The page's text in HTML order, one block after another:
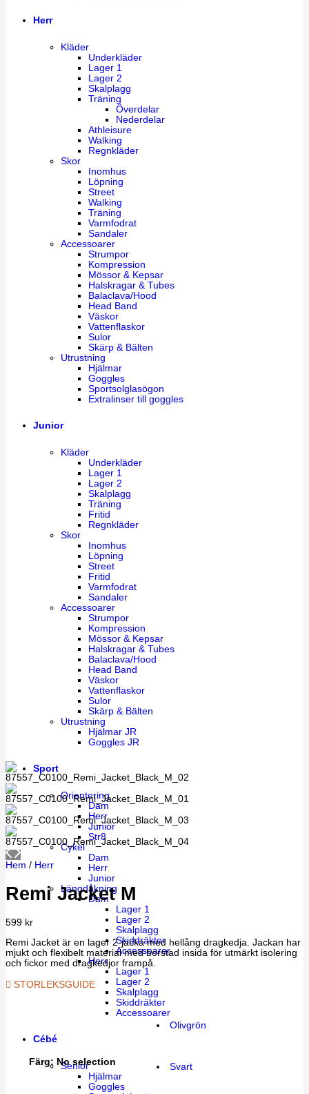
Herr
Kläder
Underkläder
Lager 1
Lager 2
Skalplagg
Träning
Överdelar
Nederdelar
Athleisure
Walking
Regnkläder
Skor
Inomhus
Löpning
Street
Walking
Träning
Varmfodrat
Sandaler
Accessoarer
Strumpor
Kompression
Mössor & Kepsar
Halskragar & Tubes
Balaclava/Hood
Head Band
Väskor
Vattenflaskor
Sulor
Skärp & Bälten
Utrustning
Hjälmar
Goggles
Sportsolglasögon
Extralinser till goggles
Junior
Kläder
Underkläder
Lager 1
Lager 2
Skalplagg
Träning
Fritid
Regnkläder
Skor
Inomhus
Löpning
Street
Fritid
Varmfodrat
Sandaler
Accessoarer
Strumpor
Kompression
Mössor & Kepsar
Halskragar & Tubes
Balaclava/Hood
Head Band
Väskor
Vattenflaskor
Sulor
Skärp & Bälten
Utrustning
Hjälmar JR
Goggles JR
Sport
Orientering
Dam
Herr
Junior
Str8
Cykel
Dam
Herr
Junior
Längdåkning
Dam
Lager 1
Lager 2
Skalplagg
Skiddräkter
Accessoarer
Herr
Lager 1
Lager 2
Skalplagg
Skiddräkter
Accessoarer
Cébé
Senior
Hjälmar
Goggles
Hem / Herr
Remi Jacket M
599 kr
Remi Jacket är en lager 2-jacka med hellång dragkedja. Jackan har
mjukt och flexibelt material med borstad insida för utmärkt isolering
och fickor med dragkedjor frampå.
STORLEKSGUIDE
Färg: No selection
Olivgrön
Svart